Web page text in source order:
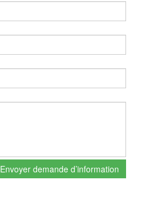
Envoyer demande d’information